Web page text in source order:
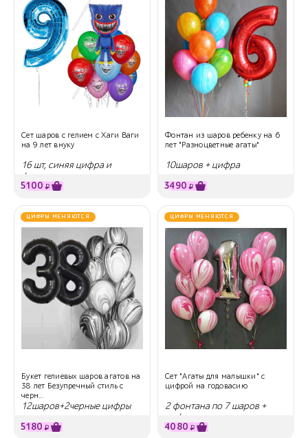
Сет шаров с гелием с Хаги Ваги
на 9 лет внуку
16 шт, синяя цифра и
фигура
5100 ₽
Фонтан из шаров ребенку на 6
лет "Разноцветные агаты"
10шаров + цифра
3490 ₽
ЦИФРЫ МЕНЯЮТСЯ
Букет гелиевых шаров агатов на
38 лет Безупречный стиль с
черн...
12шаров+2черные цифры
5180 ₽
ЦИФРЫ МЕНЯЮТСЯ
Сет "Агаты для малышки" с
цифрой на годовасию
2 фонтана по 7 шаров +
цифра
4080 ₽